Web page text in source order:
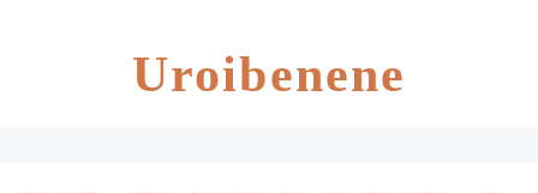
Uroibenene